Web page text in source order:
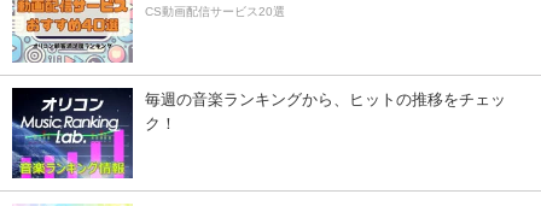
CS動画配信サービス20選
毎週の音楽ランキングから、ヒットの推移をチェッ
ク！